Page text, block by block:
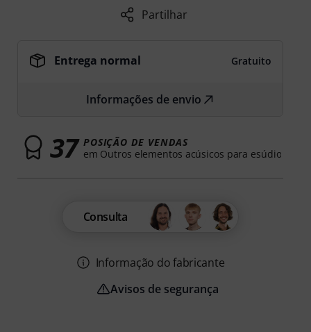
Partilhar
Entrega normal Gratuito
Informações de envio
37 POSIÇÃO DE VENDAS
em Outros elementos acúsicos para esúdio
Consulta
Informação do fabricante
Avisos de segurança